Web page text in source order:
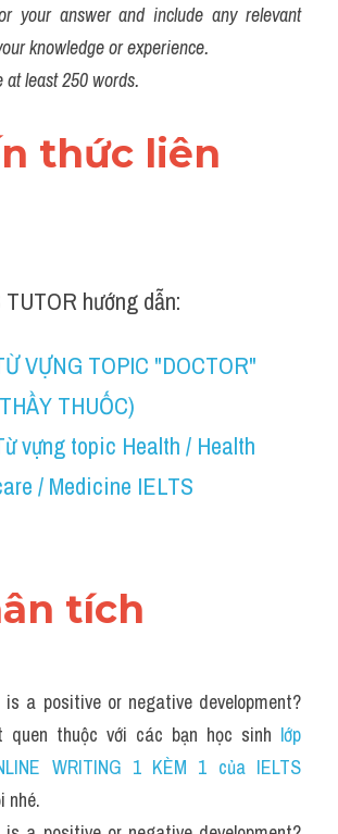
thật IELTS
2
your answer and include any relevant
knowledge or experience.
at least 250 words.
thức liên
TUTOR hướng dẫn:
VỰNG TOPIC "DOCTOR"
THUỐC)
vựng topic Health / Health
/ Medicine IELTS
tích
a positive or negative development?
thuộc với các bạn học sinh lớp
WRITING 1 KÈM 1 của IELTS
nhé.